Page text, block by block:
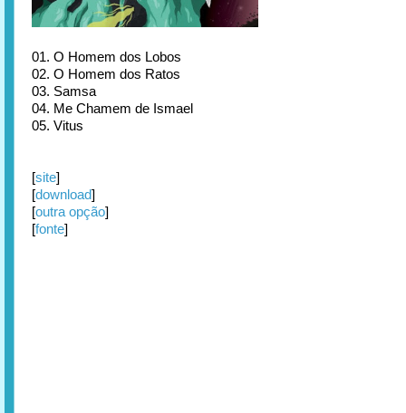
01. O Homem dos Lobos
02. O Homem dos Ratos
03. Samsa
04. Me Chamem de Ismael
05. Vitus
[site]
[download]
[outra opção]
[fonte]